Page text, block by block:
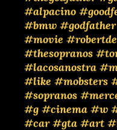
#alpacino
#bmw #godfather
#movie
#thesopranos
#lacosanostra
#like #mobsters
#sopranos
#g #cinema #w
#car #gta #art